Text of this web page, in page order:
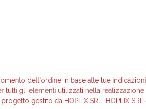
dell'ordine in base alle tue indicazioni
gli elementi utilizzati nella realizzazione
gestito da HOPLIX SRL, HOPLIX